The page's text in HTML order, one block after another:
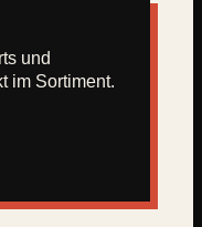
und
im Sortiment.